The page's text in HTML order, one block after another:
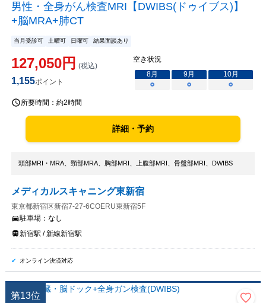
男性・全身がん検査MRI【DWIBS(ドゥイブス)】
+脳MRA+肺CT
当月受診可 土曜可 日曜可 結果面談あり
127,050円 (税込)
1,155ポイント
空き状況
8月 9月 10月
○
○ ○
所要時間： 約2時間
詳細・予約
頭部MRI・MRA、頸部MRA、胸部MRI、上腹部MRI、骨盤部MRI、DWIBS
メディカルスキャニング東新宿
東京都新宿区新宿7-27-6COERU東新宿5F
駐車場： なし
新宿駅 / 新線新宿駅
オンライン決済対応
第13位